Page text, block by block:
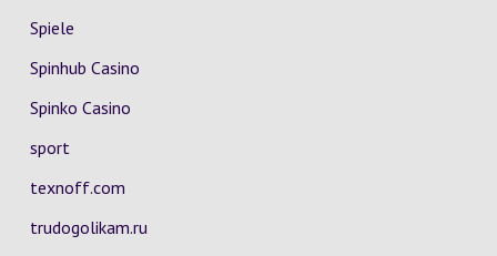
Spiele
Spinhub Casino
Spinko Casino
sport
texnoff.com
trudogolikam.ru